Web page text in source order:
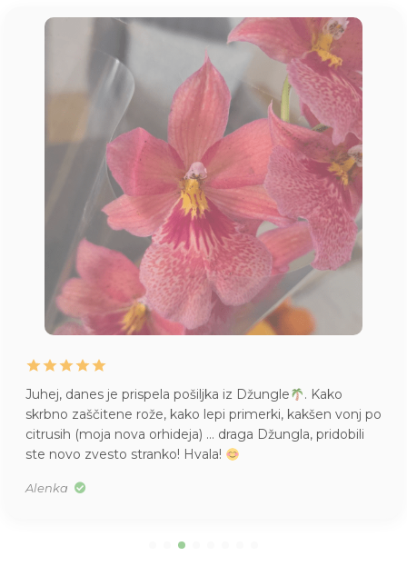
Juhej, danes je prispela pošiljka iz Džungle
. Kako
skrbno zaščitene rože, kako lepi primerki, kakšen vonj po
citrusih (moja nova orhideja) … draga Džungla, pridobili
ste novo zvesto stranko! Hvala!
Alenka